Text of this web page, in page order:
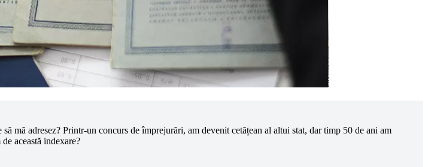
mă adresez? Printr-un concurs de împrejurări, am devenit cetățean al altui stat, dar timp 50 de ani am
această indexare?